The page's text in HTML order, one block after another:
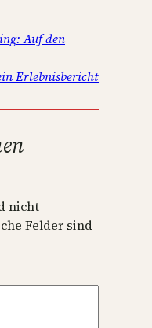
Auf den
Erlebnisbericht
nicht
Felder sind